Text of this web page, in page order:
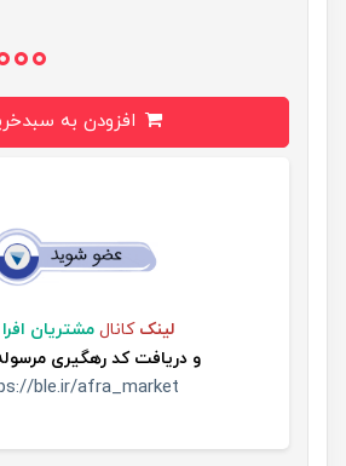
لینک کانال مشتریان
و دریافت کد رهگیری
ble.ir/afra_market